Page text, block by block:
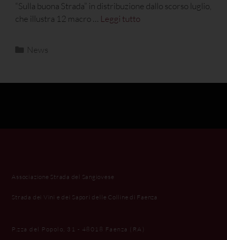
“Sulla buona Strada” in distribuzione dallo scorso luglio,
che illustra 12 macro … Leggi tutto
News
Associazione Strada del Sangiovese
Strada dei Vini e dei Sapori delle Colline di Faenza
P.zza del Popolo, 31 - 48018 Faenza (RA)